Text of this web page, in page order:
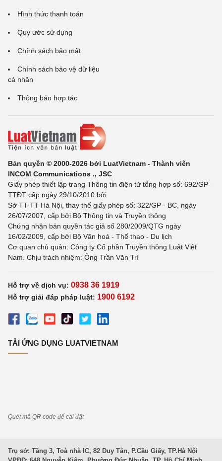
Hình thức thanh toán
Quy ước sử dụng
Chính sách bảo mật
Chính sách bảo vệ dữ liệu
cá nhân
Thông báo hợp tác
Bản quyền © 2000-2026 bởi LuatVietnam - Thành viên
INCOM Communications ., JSC
Giấy phép thiết lập trang Thông tin điện tử tổng hợp số: 692/GP-
TTĐT cấp ngày 29/10/2010 bởi
Sở TT-TT Hà Nội, thay thế giấy phép số: 322/GP - BC, ngày
26/07/2007, cấp bởi Bộ Thông tin và Truyền thông
Chứng nhận bản quyền tác giả số 280/2009/QTG ngày
16/02/2009, cấp bởi Bộ Văn hoá - Thể thao - Du lịch
Cơ quan chủ quản: Công ty Cổ phần Truyền thông Luật Việt
Nam. Chịu trách nhiệm: Ông Trần Văn Trí
Hỗ trợ về dịch vụ: 0938 36 1919
Hỗ trợ giải đáp pháp luật: 1900 6192
TẢI ỨNG DỤNG LUATVIETNAM
Quét mã QR code để cài đặt
Trụ sở: Tầng 3, Toà nhà IC, 82 Duy Tân, P.Cầu Giấy, TP.Hà Nội